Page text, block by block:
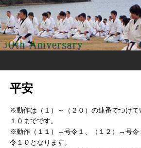
平安
※動作は（１）～（２０）の連番でつけて
１０までです。
※動作（１１）→号令１、（１２）→号令
令１０となります。